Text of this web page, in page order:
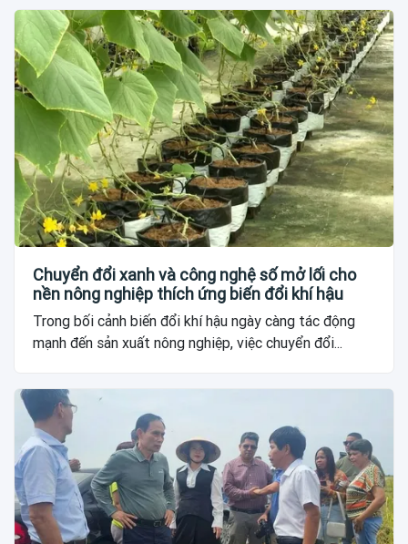
Chuyển đổi xanh và công nghệ số mở lối cho
nền nông nghiệp thích ứng biến đổi khí hậu
Trong bối cảnh biến đổi khí hậu ngày càng tác động
mạnh đến sản xuất nông nghiệp, việc chuyển đổi...